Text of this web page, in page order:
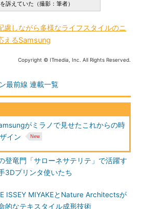
訴えていた（撮影：筆者）
慮しながら多様なライフスタイルのニ
えるSamsung
Copyright © ITmedia, Inc. All Rights Reserved.
最前線 連載一覧
がミラノで見せたこれからの時
イン
登竜門「サローネサテリテ」で活躍す
3Dプリンタ使いたち
ISSEY MIYAKEとNature Architectsが
的なテキスタイル成形技術